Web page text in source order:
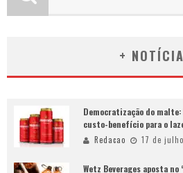
+
Democratização do
custo-benefício para o
Redacao 17 de
Wetz Beverages aposta